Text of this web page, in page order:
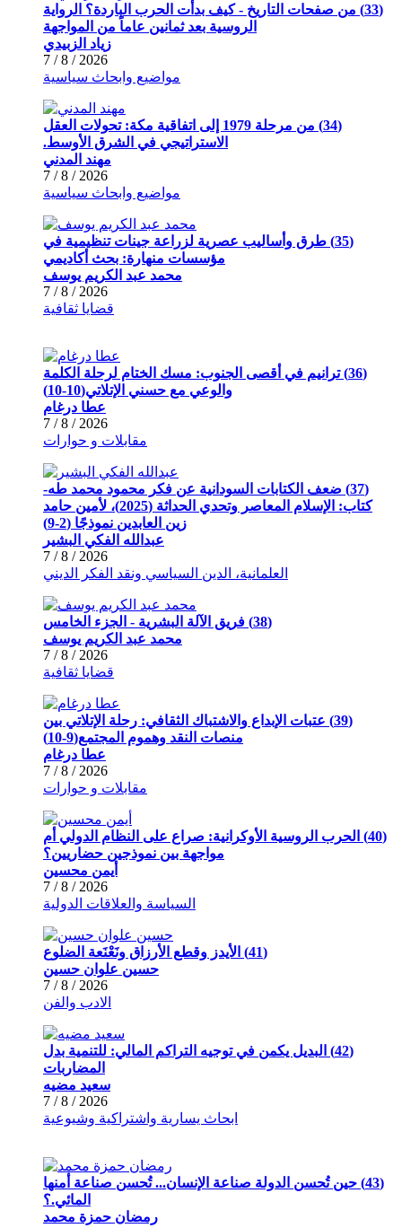
(33) من صفحات التاريخ - كيف بدأت الحرب الباردة؟ الرواية
الروسية بعد ثمانين عاماً من المواجهة
زياد الزبيدي
2026 / 8 / 7
مواضيع وابحاث سياسية
(34) من مرحلة 1979 إلى اتفاقية مكة: تحولات العقل
الاستراتيجي في الشرق الأوسط.
مهند المدني
2026 / 8 / 7
مواضيع وابحاث سياسية
(35) طرق وأساليب عصرية لزراعة جينات تنظيمية في
مؤسسات منهارة: بحث أكاديمي
محمد عبد الكريم يوسف
2026 / 8 / 7
قضايا ثقافية
(36) ترانيم في أقصى الجنوب: مسك الختام لرحلة الكلمة
والوعي مع حسني الإتلاتي(10-10)
عطا درغام
2026 / 8 / 7
مقابلات و حوارات
(37) ضعف الكتابات السودانية عن فكر محمود محمد طه-
كتاب: الإسلام المعاصر وتحدي الحداثة (2025)، لأمين حامد
زين العابدين نموذجًا (2-9)
عبدالله الفكي البشير
2026 / 8 / 7
العلمانية، الدين السياسي ونقد الفكر الديني
(38) فريق الآلة البشرية - الجزء الخامس
محمد عبد الكريم يوسف
2026 / 8 / 7
قضايا ثقافية
(39) عتبات الإبداع والاشتباك الثقافي: رحلة الإتلاتي بين
منصات النقد وهموم المجتمع(9-10)
عطا درغام
2026 / 8 / 7
مقابلات و حوارات
(40) الحرب الروسية الأوكرانية: صراع على النظام الدولي أم
مواجهة بين نموذجين حضاريين؟
أيمن محسين
2026 / 8 / 7
السياسة والعلاقات الدولية
(41) الأيدز وقطع الأرزاق ونَعْنَعة الضلوع
حسين علوان حسين
2026 / 8 / 7
الادب والفن
(42) البديل يكمن في توجيه التراكم المالي: للتنمية بدل
المضاربات
سعيد مضيه
2026 / 8 / 7
ابحاث يسارية واشتراكية وشيوعية
(43) حين تُحسن الدولة صناعة الإنسان... تُحسن صناعة أمنها
المائي.؟
رمضان حمزة محمد